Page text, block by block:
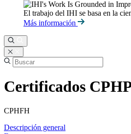
El trabajo del IHI se basa en la
Más información
Certificados
CPHFH
Descripción general